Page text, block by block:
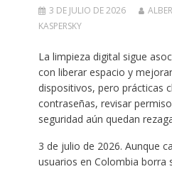
3 DE JULIO DE 2026
KASPERSKY
La limpieza digital sigue
con liberar espacio y
dispositivos, pero prácticas
contraseñas, revisar
seguridad aún quedan
3 de julio de 2026. Aunque
usuarios en Colombia borra